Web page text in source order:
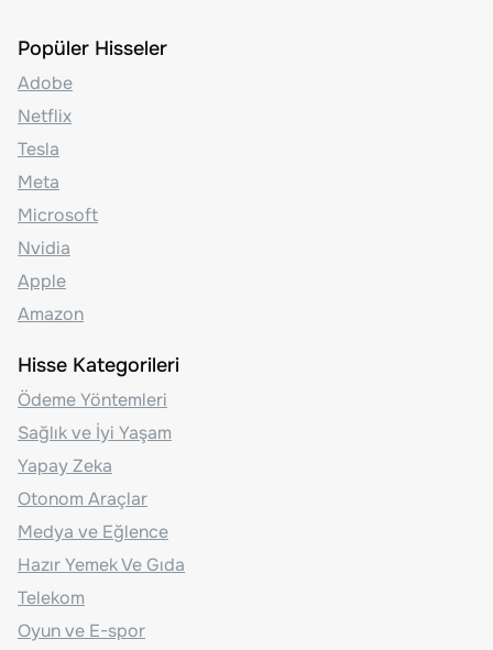
Popüler Hisseler
Adobe
Netflix
Tesla
Meta
Microsoft
Nvidia
Apple
Amazon
Hisse Kategorileri
Ödeme Yöntemleri
Sağlık ve İyi Yaşam
Yapay Zeka
Otonom Araçlar
Medya ve Eğlence
Hazır Yemek Ve Gıda
Telekom
Oyun ve E-spor